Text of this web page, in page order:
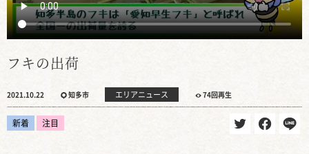
フキの出荷
2021.10.22 知多市 エリアニュース 74回再生
新着 注目